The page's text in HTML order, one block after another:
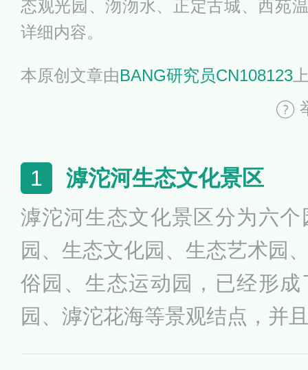
态观光园、沕沕水、正定古城、西苑
详细内容。
本原创文章由BANG研究员CN108123
1 滹沱河生态文化景区
滹沱河生态文化景区分为六
园、生态文化园、生态艺术园
俗园、生态运动园，已经形
园、滹沱花海等景观结点，并